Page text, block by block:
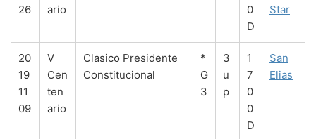
26
ario
0
D
Star
20
19
11
09
V
Cen
ten
ario
Clasico Presidente
Constitucional
*
G
3
3
u
p
1
7
0
0
D
San
Elias